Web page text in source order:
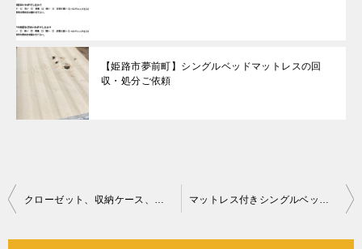
【姫路市夢前町】シングルベッドマットレスの回
収・処分ご依頼
投
クローゼット、収納ケース、電動介護ベッド、食器棚等の回収・処分 マットレス付きシングルベッド、冷蔵庫、洗濯機、テーブル等の回収